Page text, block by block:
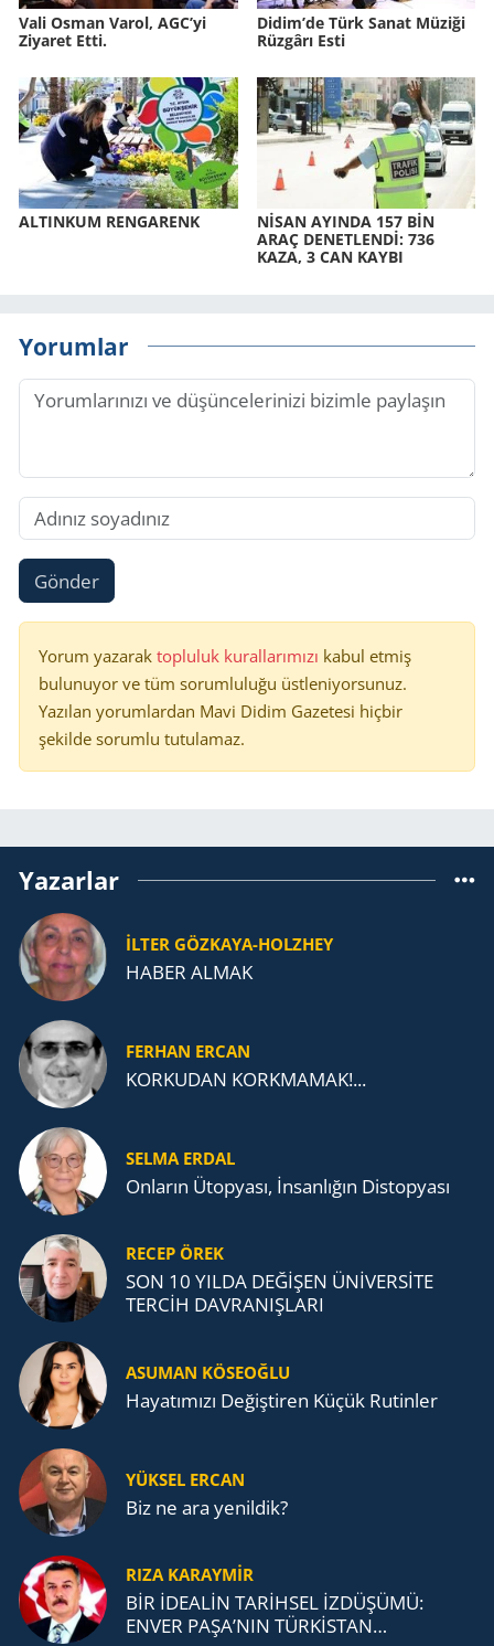
Vali Osman Varol, AGC’yi
Ziyaret Etti.
Didim’de Türk Sanat Mü­zi­ği
Rüz­gâ­rı Esti
AL­TIN­KUM REN­GA­RENK
NİSAN AYIN­DA 157 BİN
ARAÇ DE­NET­LENDİ: 736
KAZA, 3 CAN KAYBI
Yorumlar
Gönder
Yorum yazarak topluluk kurallarımızı kabul etmiş
bulunuyor ve tüm sorumluluğu üstleniyorsunuz.
Yazılan yorumlardan Mavi Didim Gazetesi hiçbir
şekilde sorumlu tutulamaz.
Yazarlar
İLTER GÖZKAYA-HOLZHEY
HABER ALMAK
FERHAN ERCAN
KORKUDAN KORKMAMAK!...
SELMA ERDAL
Onların Ütopyası, İnsanlığın Distopyası
RECEP ÖREK
SON 10 YILDA DEĞİŞEN ÜNİVERSİTE
TERCİH DAVRANIŞLARI
ASUMAN KÖSEOĞLU
Ha­ya­tı­mı­zı De­ğiş­ti­ren Küçük Ru­tin­ler
YÜKSEL ERCAN
Biz ne ara yenildik?
RIZA KARAYMIR
BİR İDEALİN TARİHSEL İZDÜŞÜMÜ:
ENVER PAŞA’NIN TÜRKİSTAN